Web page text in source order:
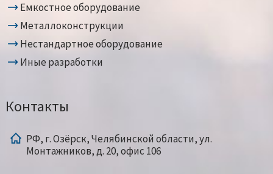
Емкостное оборудование
Металлоконструкции
Нестандартное оборудование
Иные разработки
Контакты
РФ, г. Озёрск, Челябинской области, ул.
Монтажников, д. 20, офис 106